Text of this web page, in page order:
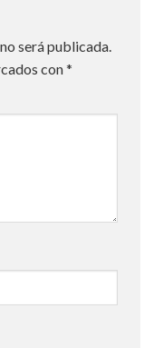
será publicada.
con*